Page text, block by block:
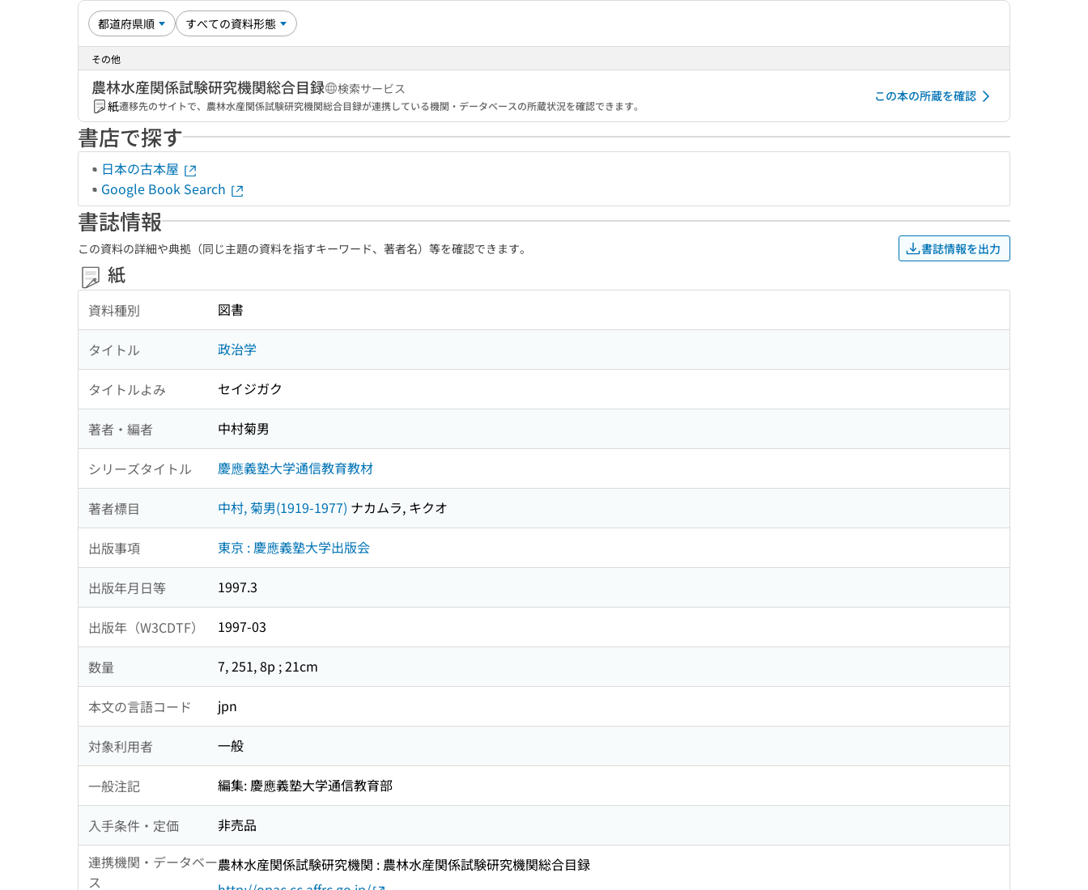
その他
農林水産関係試験研究機関総合目録
検索サービス
紙遷移先のサイトで、農林水産関係試験研究機関総合目録が連携している機関・データベースの所蔵状況を確認できます。
この本の所蔵を確認
書店で探す
日本の古本屋
Google Book Search
書誌情報
この資料の詳細や典拠（同じ主題の資料を指すキーワード、著者名）等を確認できます。 書誌情報を出力
紙
資料種別 図書
タイトル 政治学
タイトルよみ セイジガク
著者・編者 中村菊男
シリーズタイトル 慶應義塾大学通信教育教材
著者標目 中村, 菊男(1919-1977) ナカムラ, キクオ
出版事項 東京 : 慶應義塾大学出版会
出版年月日等 1997.3
出版年（W3CDTF） 1997-03
数量 7, 251, 8p ; 21cm
本文の言語コード jpn
対象利用者 一般
一般注記 編集: 慶應義塾大学通信教育部
入手条件・定価
非売品
連携機関・データベー
ス
農林水産関係試験研究機関 : 農林水産関係試験研究機関総合目録